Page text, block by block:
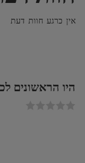
אין כרגע חוות דעת
היו הראשונים